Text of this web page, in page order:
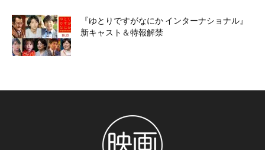
『ゆとりですがなにか インターナショナル』
新キャスト＆特報解禁